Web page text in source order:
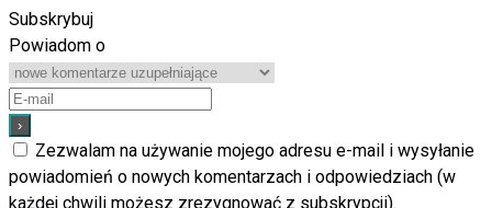
Subskrybuj
Powiadom o
Zezwalam na używanie mojego adresu e-mail i wysyłanie
powiadomień o nowych komentarzach i odpowiedziach (w
każdej chwili możesz zrezygnować z subskrypcji).